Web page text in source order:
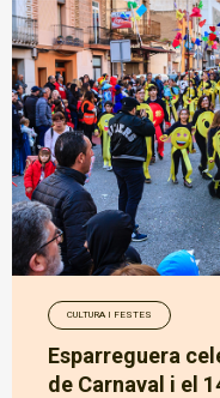
CULTURA I FESTES
Esparreguera
de Carnaval i el